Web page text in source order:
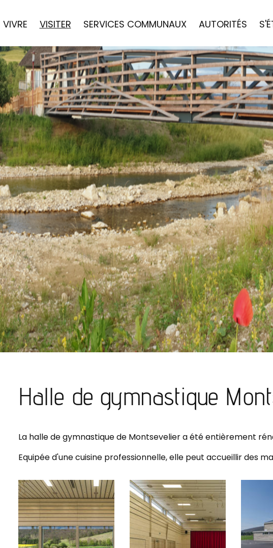
VIVRE VISITER SERVICES COMMUNAUX AUTORITÉS
Halle de gymnastique
La halle de gymnastique de Montsevelier a été entièrement
Equipée d'une cuisine professionnelle, elle peut accueillir des